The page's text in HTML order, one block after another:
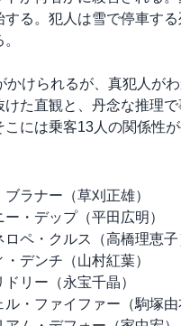
る。犯人は雪で停車す
けられるが、真犯人が
た直観と、丹念な推理
には乗客13人の関係性
ラナー（草刈正雄）
・デップ（平田広明）
ペ・クルス（高橋理恵子
デンチ（山村紅葉）
リー（永宝千晶）
・ファイファー（駒塚由